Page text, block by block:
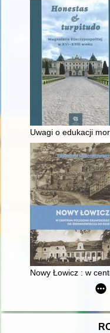
Uwagi o edukacji
Nowy Łowicz : w